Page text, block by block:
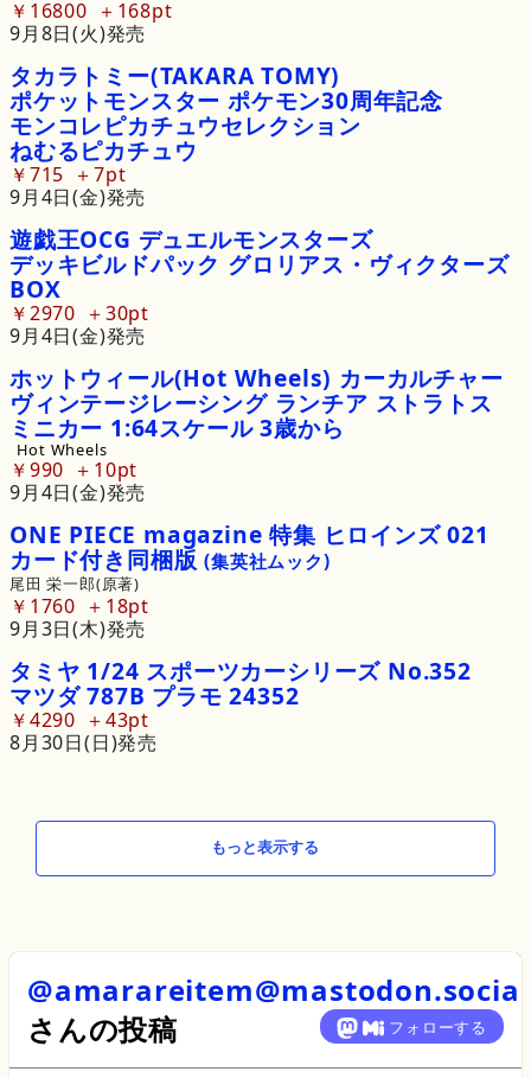
￥16800
168pt
9月8日(火)発売
タカラトミー(TAKARA TOMY)
ポケットモンスター ポケモン30周年記念
モンコレピカチュウセレクション
ねむるピカチュウ
￥715
7pt
9月4日(金)発売
遊戯王OCG デュエルモンスターズ
デッキビルドパック グロリアス・ ヴィクターズ
BOX
￥2970
30pt
9月4日(金)発売
ホットウィール(Hot Wheels) カーカルチャー
ヴィンテージレーシング ランチア ストラトス
ミニカー 1:64スケール 3歳から
Hot Wheels
￥990
10pt
9月4日(金)発売
ONE PIECE magazine 特集 ヒロインズ 021
カード付き同梱版 (集英社ムック)
尾田 栄一郎(原著)
￥1760
18pt
9月3日(木)発売
タミヤ 1/24 スポーツカーシリーズ No.352
マツダ 787B プラモ 24352
￥4290
43pt
8月30日(日)発売
もっと表示する
@amarareitem@mastodon.social
さんの投稿 フォローする